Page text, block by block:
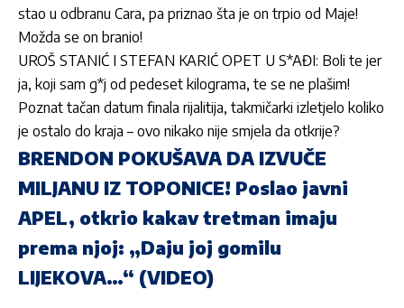
stao u odbranu Cara, pa priznao šta je on trpio od Maje!
Možda se on branio!
UROŠ STANIĆ I STEFAN KARIĆ OPET U S*AĐI: Boli te jer
ja, koji sam g*j od pedeset kilograma, te se ne plašim!
Poznat tačan datum finala rijalitija, takmičarki izletjelo koliko
je ostalo do kraja – ovo nikako nije smjela da otkrije?
BRENDON POKUŠAVA DA IZVUČE
MILJANU IZ TOPONICE! Poslao javni
APEL, otkrio kakav tretman imaju
prema njoj: „Daju joj gomilu
LIJEKOVA…“ (VIDEO)